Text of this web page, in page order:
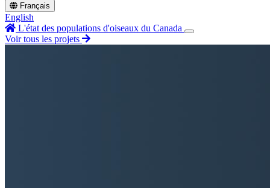
Français
English
L'état des populations d'oiseaux du Canada
Voir tous les projets